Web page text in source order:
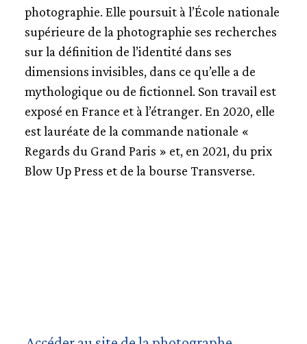
photographie. Elle poursuit à l’École nationale
supérieure de la photographie ses recherches
sur la définition de l’identité dans ses
dimensions invisibles, dans ce qu’elle a de
mythologique ou de fictionnel. Son travail est
exposé en France et à l’étranger. En 2020, elle
est lauréate de la commande nationale «
Regards du Grand Paris » et, en 2021, du prix
Blow Up Press et de la bourse Transverse.